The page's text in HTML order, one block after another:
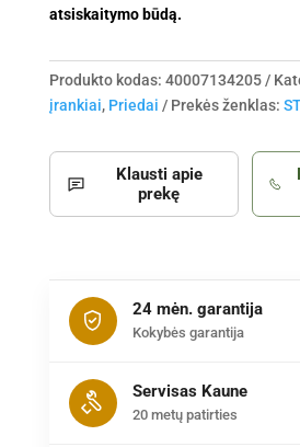
atsiskaitymo būdą.
Produkto kodas: 40007134205
įrankiai, Priedai Prekės ženklas:
Klausti apie
prekę
24 mėn. garantija
Kokybės garantija
Servisas Kaune
20 metų patirties